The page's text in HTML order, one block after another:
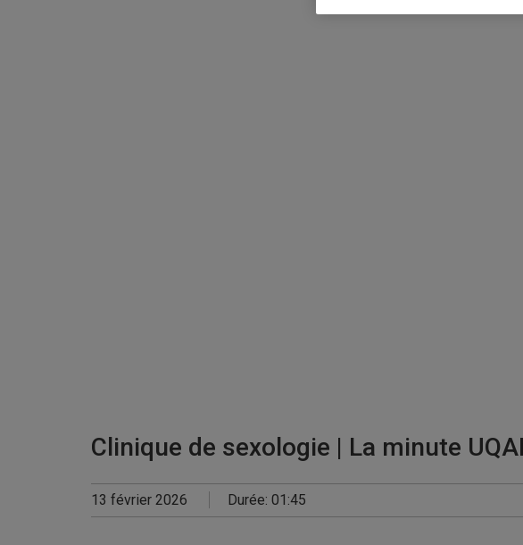
Clinique de sexologie | La minute
13 février 2026 Durée: 01:45